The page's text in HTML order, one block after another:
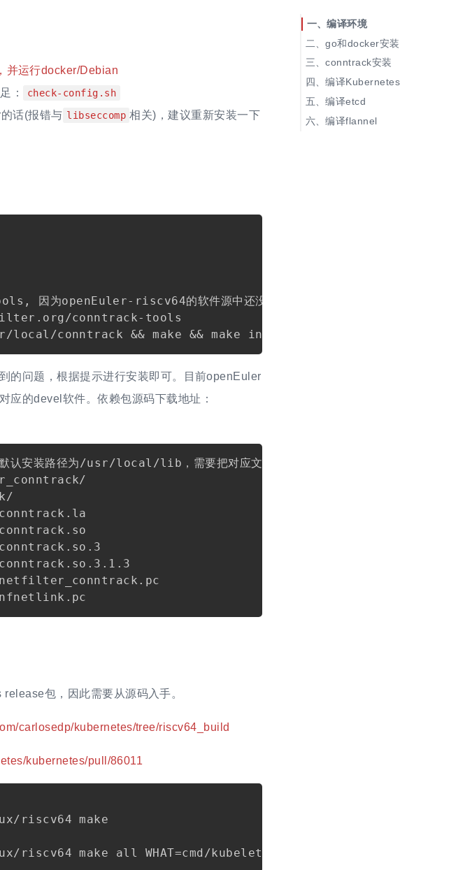
并运行docker/Debian
：
check-config.sh
话(报错与 libseccomp 相关)，建议重新安装一下
因为openEuler-riscv64的软件源中还没有
conntrack-tools
的问题，根据提示进行安装即可。目前openEuler
应的devel软件。依赖包源码下载地址：
默认安装路径为/usr/local/lib，需要把对应文件拷贝到以下位置中
Copy
包，因此需要从源码入手。
carlosedp/kubernetes/tree/riscv64_build
kubernetes/pull/86011
riscv64 make
编译环境
go和docker安装
conntrack安装
编译Kubernetes
相关错误及对应的解决办法
编译etcd
etcd编译过程中出现的问题
编译flannel